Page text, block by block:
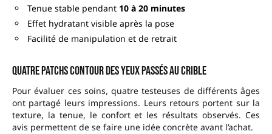
Tenue stable pendant 10 à 20 minutes
Effet hydratant visible après la pose
Facilité de manipulation et de retrait
Quatre patchs contour des yeux passés au crible
Pour évaluer ces soins, quatre testeuses de différents âges
ont partagé leurs impressions. Leurs retours portent sur la
texture, la tenue, le confort et les résultats observés. Ces
avis permettent de se faire une idée concrète avant l’achat.